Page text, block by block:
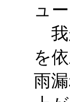
ュー
我
を
雨